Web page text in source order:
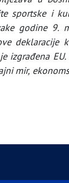
sportske i
godine 9.
deklaracije
izgrađena
mir,